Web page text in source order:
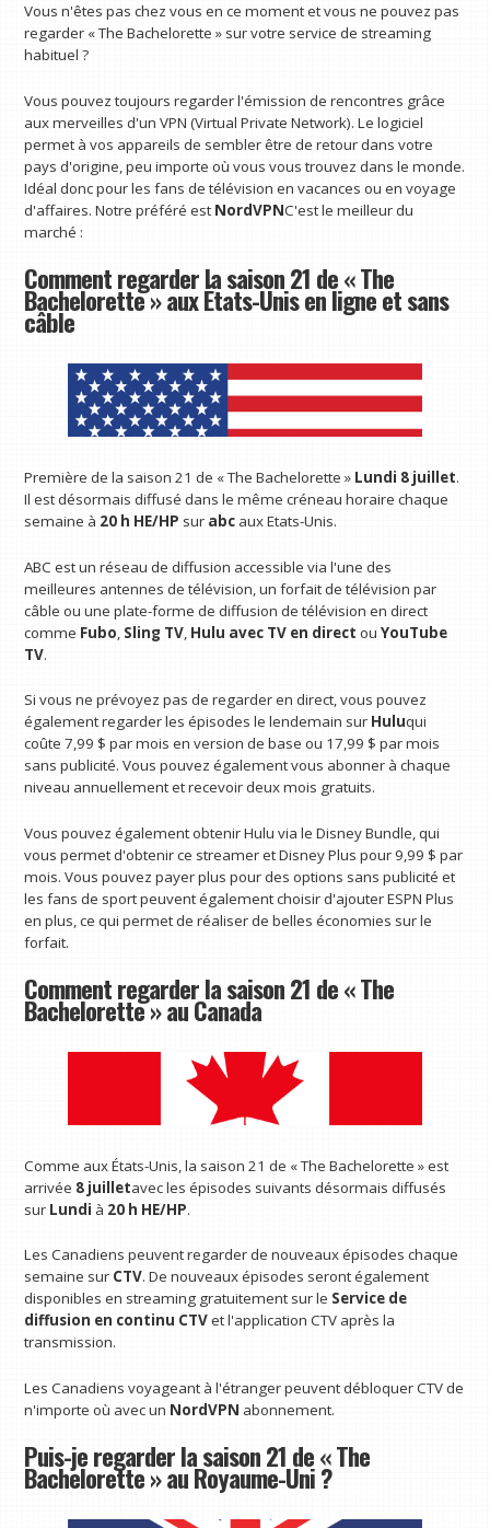
Vous n'êtes pas chez vous en ce moment et vous ne pouvez pas
regarder « The Bachelorette » sur votre service de streaming
habituel ?
Vous pouvez toujours regarder l'émission de rencontres grâce
aux merveilles d'un VPN (Virtual Private Network). Le logiciel
permet à vos appareils de sembler être de retour dans votre
pays d'origine, peu importe où vous vous trouvez dans le monde.
Idéal donc pour les fans de télévision en vacances ou en voyage
d'affaires. Notre préféré est NordVPNC'est le meilleur du
marché :
Comment regarder la saison 21 de « The
Bachelorette » aux États-Unis en ligne et sans
câble
Première de la saison 21 de « The Bachelorette » Lundi 8 juillet.
Il est désormais diffusé dans le même créneau horaire chaque
semaine à 20 h HE/HP sur abc aux Etats-Unis.
ABC est un réseau de diffusion accessible via l'une des
meilleures antennes de télévision, un forfait de télévision par
câble ou une plate-forme de diffusion de télévision en direct
comme Fubo Sling TV Hulu avec TV en direct ouYouTube
TV.
Si vous ne prévoyez pas de regarder en direct, vous pouvez
également regarder les épisodes le lendemain sur Huluqui
coûte 7,99 $ par mois en version de base ou 17,99 $ par mois
sans publicité. Vous pouvez également vous abonner à chaque
niveau annuellement et recevoir deux mois gratuits.
Vous pouvez également obtenir Hulu via le Disney Bundle, qui
vous permet d'obtenir ce streamer et Disney Plus pour 9,99 $ par
mois. Vous pouvez payer plus pour des options sans publicité et
les fans de sport peuvent également choisir d'ajouter ESPN Plus
en plus, ce qui permet de réaliser de belles économies sur le
forfait.
Comment regarder la saison 21 de « The
Bachelorette » au Canada
Comme aux États-Unis, la saison 21 de « The Bachelorette » est
arrivée 8 juilletavec les épisodes suivants désormais diffusés
sur Lundi à 20 h HE/HP.
Les Canadiens peuvent regarder de nouveaux épisodes chaque
semaine sur CTV. De nouveaux épisodes seront également
disponibles en streaming gratuitement sur le Service de
diffusion en continu CTVet l'application CTV après la
transmission.
Les Canadiens voyageant à l'étranger peuvent débloquer CTV de
n'importe où avec un NordVPN abonnement.
Puis-je regarder la saison 21 de « The
Bachelorette » au Royaume-Uni ?